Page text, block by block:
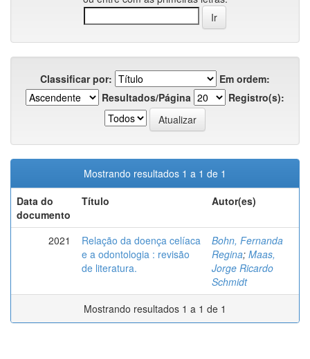
Classificar por:
Em ordem:
Resultados/Página
Registro(s):
Mostrando resultados 1 a 1 de 1
Data do
documento
Título Autor(es)
2021
Relação da doença celíaca
e a odontologia : revisão
de literatura.
Bohn, Fernanda
Regina; Maas,
Jorge Ricardo
Schmidt
Mostrando resultados 1 a 1 de 1